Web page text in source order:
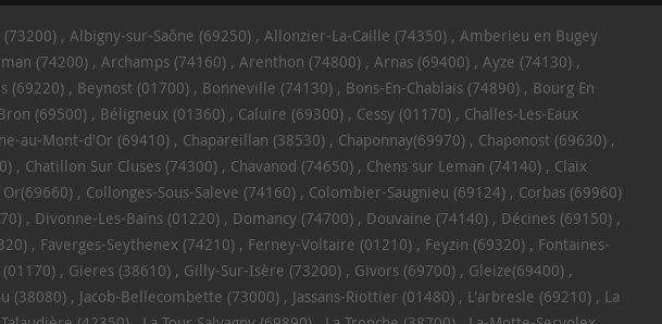
Albigny-sur-Saône (69250) Allonzier-La-Caille (74350)
Amberieu en Bugey
(74200) Archamps (74160) Arenthon (74800) Arnas (69400)
Ayze (74130)
(69220) Beynost (01700) Bonneville (74130) Bons-En-Chablais (74890)
Bourg En
(69500) Béligneux (01360) Caluire (69300) Cessy (01170)
Challes-Les-Eaux
au-Mont-d'Or (69410) Chapareillan (38530) Chaponnay(69970)
Chaponost (69630)
Chatillon Sur Cluses (74300) Chavanod (74650) Chens sur Leman (74140)
Claix
Collonges-Sous-Saleve (74160) Colombier-Saugnieu (69124)
Corbas (69960)
Divonne-Les-Bains (01220) Domancy (74700) Douvaine (74140)
Décines (69150)
Faverges-Seythenex (74210) Ferney-Voltaire (01210) Feyzin (69320)
Fontaines-
(01170) Gieres (38610) Gilly-Sur-Isère (73200) Givors (69700)
Gleize(69400)
(38080) Jacob-Bellecombette (73000) Jassans-Riottier (01480) L'arbresle (69210)
La